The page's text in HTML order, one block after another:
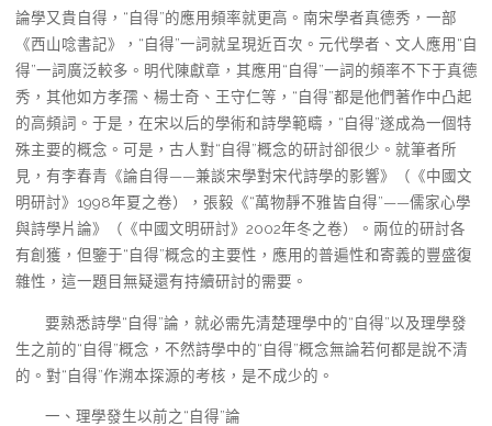
論學又貴自得，“自得”的應用頻率就更高。南宋學者真德秀，一部
《西山唸書記》，“自得”一詞就呈現近百次。元代學者、文人應用“自
得”一詞廣泛較多。明代陳獻章，其應用“自得”一詞的頻率不下于真德
秀，其他如方孝孺、楊士奇、王守仁等，“自得”都是他們著作中凸起
的高頻詞。于是，在宋以后的學術和詩學範疇，“自得”遂成為一個特
殊主要的概念。可是，古人對“自得”概念的研討卻很少。就筆者所
見，有李春青《論自得——兼談宋學對宋代詩學的影響》（《中國文
明研討》1998年夏之卷），張毅《“萬物靜不雅皆自得”——儒家心學
與詩學片論》（《中國文明研討》2002年冬之卷）。兩位的研討各
有創獲，但鑒于“自得”概念的主要性，應用的普遍性和寄義的豐盛復
雜性，這一題目無疑還有持續研討的需要。
要熟悉詩學“自得”論，就必需先清楚理學中的“自得”以及理學發
生之前的“自得”概念，不然詩學中的“自得”概念無論若何都是說不清
的。對“自得”作溯本探源的考核，是不成少的。
一、理學發生以前之“自得”論